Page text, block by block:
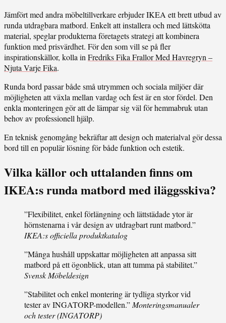
Jämfört med andra möbeltillverkare erbjuder IKEA ett brett utbud av
runda utdragbara matbord. Enkelt att installera och med lättskötta
material, speglar produkterna företagets strategi att kombinera
funktion med prisvärdhet. För den som vill se på fler
inspirationskällor, kolla in Fredriks Fika Frallor Med Havregryn –
Njuta Varje Fika.
Runda bord passar både små utrymmen och sociala miljöer där
möjligheten att växla mellan vardag och fest är en stor fördel. Den
enkla monteringen gör att de lämpar sig väl för hemmabruk utan
behov av professionell hjälp.
En teknisk genomgång bekräftar att design och materialval gör dessa
bord till en populär lösning för både funktion och estetik.
Vilka källor och uttalanden finns om
IKEA:s runda matbord med iläggsskiva?
”Flexibilitet, enkel förlängning och lättstädade ytor är
hörnstenarna i vår design av utdragbart runt matbord.”
IKEA:s officiella produktkatalog
”Många hushåll uppskattar möjligheten att anpassa sitt
matbord på ett ögonblick, utan att tumma på stabilitet.”
Svensk Möbeldesign
”Stabilitet och enkel montering är tydliga styrkor vid
tester av INGATORP-modellen.” Monteringsmanualer
och tester (INGATORP)